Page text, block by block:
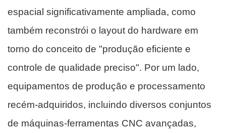
espacial significativamente ampliada, como
também reconstrói o layout do hardware em
torno do conceito de "produção eficiente e
controle de qualidade preciso". Por um lado,
equipamentos de produção e processamento
recém-adquiridos, incluindo diversos conjuntos
de máquinas-ferramentas CNC avançadas,